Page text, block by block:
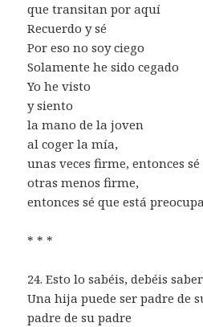
que transitan por aquí
Recuerdo y sé
Por eso no soy ciego
Solamente he sido cegado
Yo he visto
y siento
la mano de la joven
al coger la mía,
unas veces firme, entonces
otras menos firme,
entonces sé que está
* * *
24. Esto lo sabéis, debéis
Una hija puede ser padre de
padre de su padre